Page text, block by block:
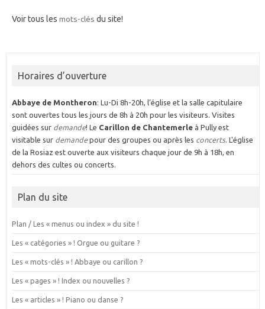
Voir tous les mots-clés du site!
Horaires d’ouverture
Abbaye de Montheron: Lu-Di 8h-20h, l’église et la salle capitulaire
sont ouvertes tous les jours de 8h à 20h pour les visiteurs. Visites
guidées sur demande! Le Carillon de Chantemerleà Pully est
visitable sur demandepour des groupes ou après les concerts. L'église
de la Rosiaz est ouverte aux visiteurs chaque jour de 9h à 18h, en
dehors des cultes ou concerts.
Plan du site
Plan / Les « menus ou index » du site !
Les « catégories » ! Orgue ou guitare ?
Les « mots-clés » ! Abbaye ou carillon ?
Les « pages » ! Index ou nouvelles ?
Les « articles » ! Piano ou danse ?